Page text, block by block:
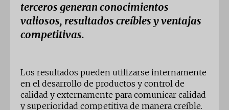
terceros generan conocimientos
valiosos, resultados creíbles y ventajas
competitivas.
Los resultados pueden utilizarse internamente
en el desarrollo de productos y control de
calidad y externamente para comunicar calidad
y superioridad competitiva de manera creíble.